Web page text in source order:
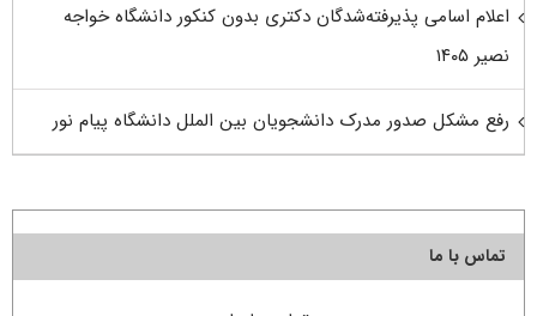
اعلام اسامی پذیرفته‌شدگان دکتری بدون کنکور دانشگاه خواجه
نصیر ۱۴۰۵
رفع مشکل صدور مدرک دانشجویان بین الملل دانشگاه پیام نور
تماس با ما